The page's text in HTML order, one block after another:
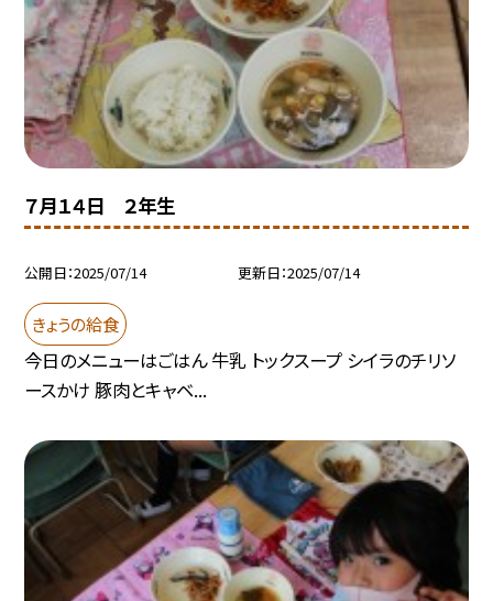
７月１４日 ２年生
公開日 2025/07/14 更新日 2025/07/14
きょうの給食
今日のメニューはごはん 牛乳 トックスープ シイラのチリソ
ースかけ 豚肉とキャベ...